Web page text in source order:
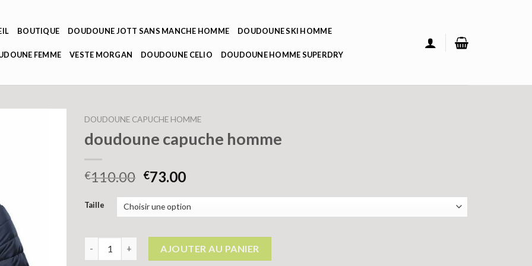
BOUTIQUE DOUDOUNE JOTT SANS MANCHE HOMME DOUDOUNE SKI HOMME
FEMME VESTE MORGAN DOUDOUNE CELIO DOUDOUNE HOMME SUPERDRY
DOUDOUNE CAPUCHE HOMME
doudoune capuche homme
€110.00 €73.00
Taille
AJOUTER AU PANIER